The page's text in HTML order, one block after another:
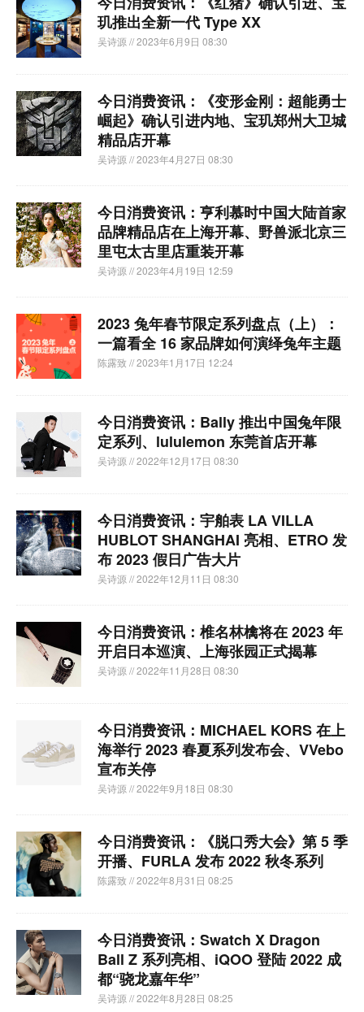
玑推出全新一代 Type XX
吴诗源 // 2023年6月9日 08:30
今日消费资讯：《变形金刚：超能勇士
崛起》确认引进内地、宝玑郑州大卫城
精品店开幕
吴诗源 // 2023年4月27日 08:30
今日消费资讯：亨利慕时中国大陆首家
品牌精品店在上海开幕、野兽派北京三
里屯太古里店重装开幕
吴诗源 // 2023年4月19日 12:59
2023 兔年春节限定系列盘点（上）：
一篇看全 16 家品牌如何演绎兔年主题
陈露致// 2023年1月17日 12:24
今日消费资讯：Bally 推出中国兔年限
定系列、lululemon 东莞首店开幕
吴诗源 // 2022年12月17日 08:30
今日消费资讯：宇舶表 LA VILLA
HUBLOT SHANGHAI 亮相、ETRO 发
布 2023 假日广告大片
吴诗源 // 2022年12月11日 08:30
今日消费资讯：椎名林檎将在 2023 年
开启日本巡演、上海张园正式揭幕
吴诗源 // 2022年11月28日 08:30
今日消费资讯：MICHAEL KORS 在上
海举行 2023 春夏系列发布会、VVebo
宣布关停
吴诗源 // 2022年9月18日 08:30
今日消费资讯：《脱口秀大会》第 5 季
开播、FURLA 发布 2022 秋冬系列
陈露致// 2022年8月31日 08:25
今日消费资讯：Swatch X Dragon
Ball Z 系列亮相、iQOO 登陆 2022 成
都“骁龙嘉年华”
吴诗源 // 2022年8月28日 08:25